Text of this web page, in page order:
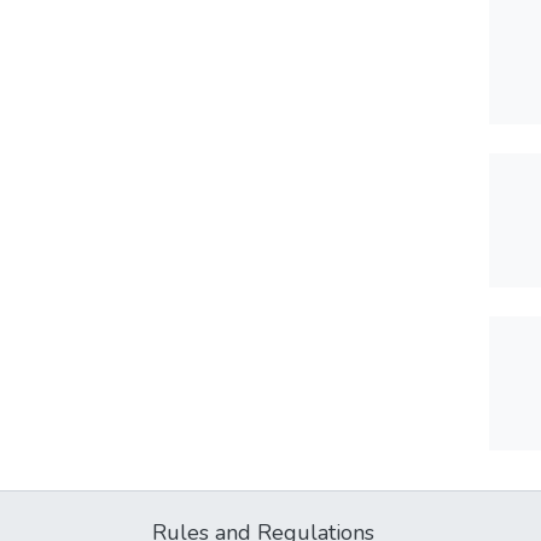
Rules and Regulations